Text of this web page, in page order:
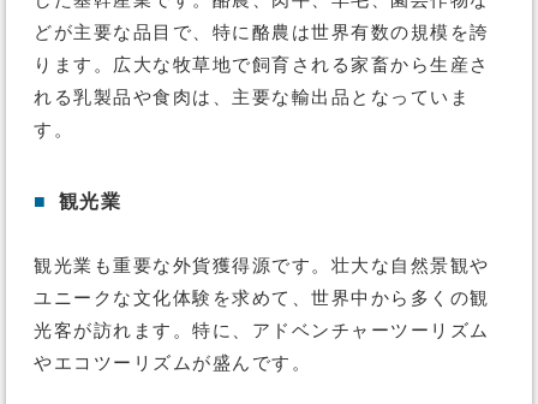
どが主要な品目で、特に酪農は世界有数の規模を誇
ります。広大な牧草地で飼育される家畜から生産さ
れる乳製品や食肉は、主要な輸出品となっていま
す。
■ 観光業
観光業も重要な外貨獲得源です。壮大な自然景観や
ユニークな文化体験を求めて、世界中から多くの観
光客が訪れます。特に、アドベンチャーツーリズム
やエコツーリズムが盛んです。